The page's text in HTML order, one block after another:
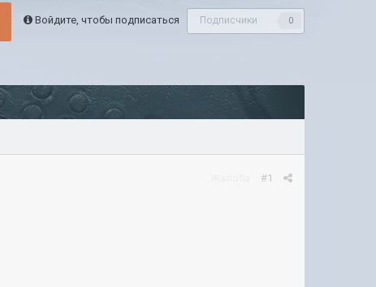
Войдите, чтобы подписаться Подписчики 0
#1